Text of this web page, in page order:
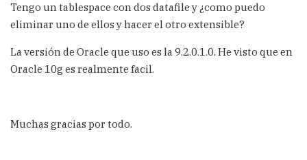
Tengo un tablespace con dos datafile y ¿como puedo
eliminar uno de ellos y hacer el otro extensible?
La versión de Oracle que uso es la 9.2.0.1.0. He visto que en
Oracle 10g es realmente facil.
Muchas gracias por todo.